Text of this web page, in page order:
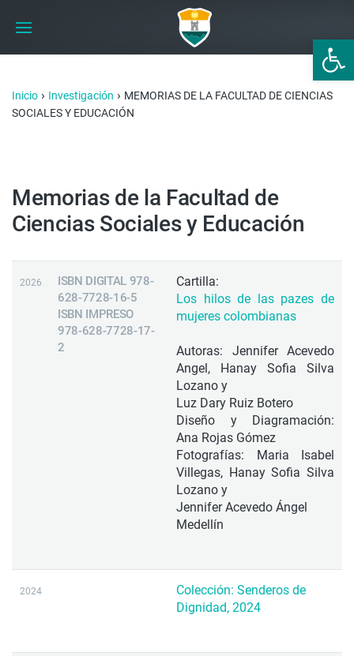
Abrir
Inicio › Investigación › MEMORIAS DE LA FACULTAD DE CIENCIAS
SOCIALES Y EDUCACIÓN
Memorias de la Facultad de
Ciencias Sociales y Educación
2026
ISBN DIGITAL 978-
628-7728-16-5
ISBN IMPRESO
978-628-7728-17-
2
Cartilla:
Los hilos de las pazes de
mujeres colombianas
Autoras: Jennifer Acevedo
Angel, Hanay Sofia Silva
Lozano y
Luz Dary Ruiz Botero
Diseño y Diagramación:
Ana Rojas Gómez
Fotografías: Maria Isabel
Villegas, Hanay Sofia Silva
Lozano y
Jennifer Acevedo Ángel
Medellín
2024
Colección: Senderos de
Dignidad, 2024